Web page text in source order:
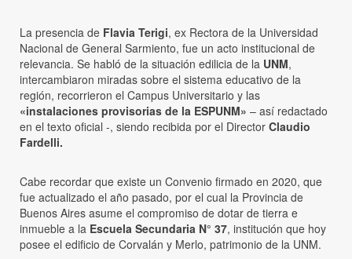
La presencia de Flavia Terigi, ex Rectora de la Universidad
Nacional de General Sarmiento, fue un acto institucional de
relevancia. Se habló de la situación edilicia de la UNM,
intercambiaron miradas sobre el sistema educativo de la
región, recorrieron el Campus Universitario y las
«instalaciones provisorias de la ESPUNM» – así redactado
en el texto oficial -, siendo recibida por el Director Claudio
Fardelli.
Cabe recordar que existe un Convenio firmado en 2020, que
fue actualizado el año pasado, por el cual la Provincia de
Buenos Aires asume el compromiso de dotar de tierra e
inmueble a la Escuela Secundaria N° 37, institución que hoy
posee el edificio de Corvalán y Merlo, patrimonio de la UNM.